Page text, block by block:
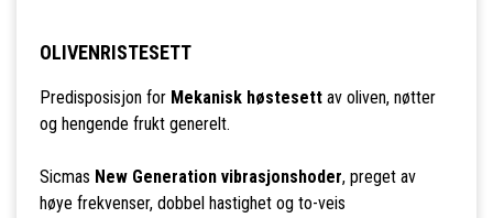
OLIVENRISTESETT
Predisposisjon for Mekanisk høstesettav oliven, nøtter
og hengende frukt generelt.
Sicmas New Generation vibrasjonshoder, preget av
høye frekvenser, dobbel hastighet og to-veis